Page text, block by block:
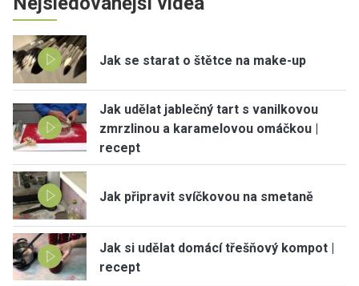
Jak se starat o štětce na make-up
Jak udělat jablečný tart s vanilkovou
zmrzlinou a karamelovou omáčkou |
recept
Jak připravit svíčkovou na smetaně
Jak si udělat domácí třešňový kompot |
recept